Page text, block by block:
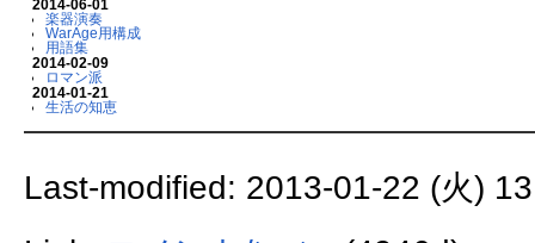
2014-06-01
楽器演奏
WarAge用構成
用語集
2014-02-09
ロマン派
2014-01-21
生活の知恵
Last-modified: 2013-01-22 (火)